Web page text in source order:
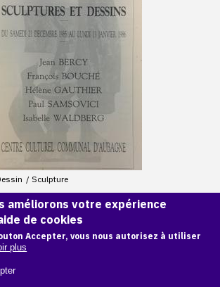
Sculpture
SCULPTURE ET
(AUBAGNE)
COLLECTIVE
culturel communal d'Aubagne
améliorons votre expérience
de cookies
Accepter, vous nous autorisez à utiliser
plus